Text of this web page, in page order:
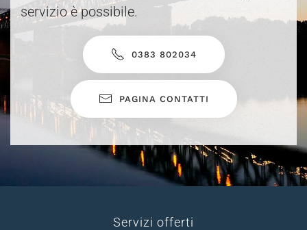
servizio è possibile.
0383 802034
PAGINA CONTATTI
Servizi offerti